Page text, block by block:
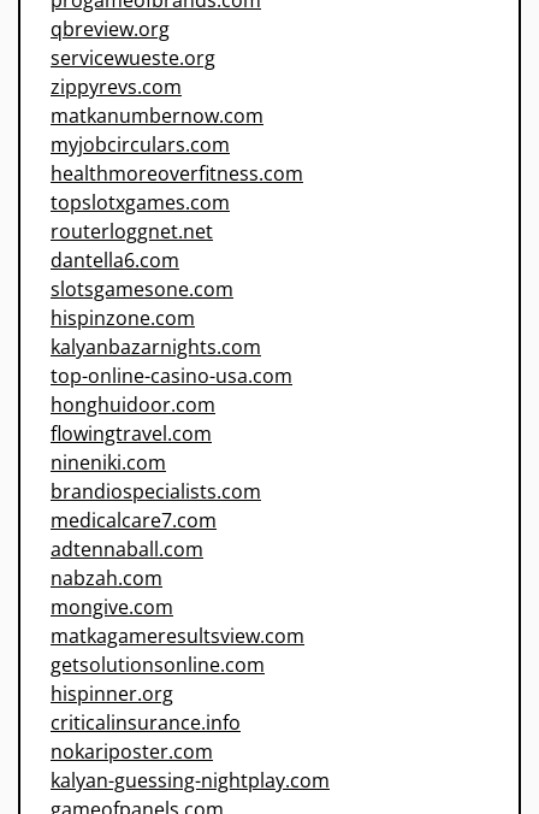
qbreview.org
servicewueste.org
zippyrevs.com
matkanumbernow.com
myjobcirculars.com
healthmoreoverfitness.com
topslotxgames.com
routerloggnet.net
dantella6.com
slotsgamesone.com
hispinzone.com
kalyanbazarnights.com
top-online-casino-usa.com
honghuidoor.com
flowingtravel.com
nineniki.com
brandiospecialists.com
medicalcare7.com
adtennaball.com
nabzah.com
mongive.com
matkagameresultsview.com
getsolutionsonline.com
hispinner.org
criticalinsurance.info
nokariposter.com
kalyan-guessing-nightplay.com